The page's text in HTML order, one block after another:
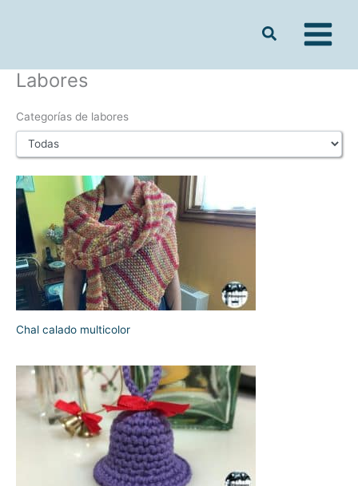
Labores
Categorías de labores
Chal calado multicolor